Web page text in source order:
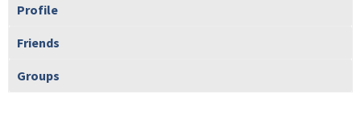
Profile
Friends
Groups